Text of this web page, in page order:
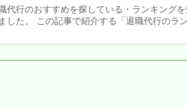
代行のおすすめを探している・ランキング
した。 この記事で紹介する「退職代行のラ